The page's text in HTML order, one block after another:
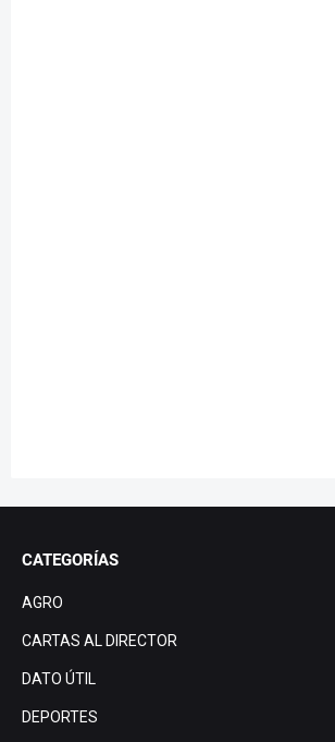
CATEGORÍAS
AGRO
CARTAS AL DIRECTOR
DATO ÚTIL
DEPORTES